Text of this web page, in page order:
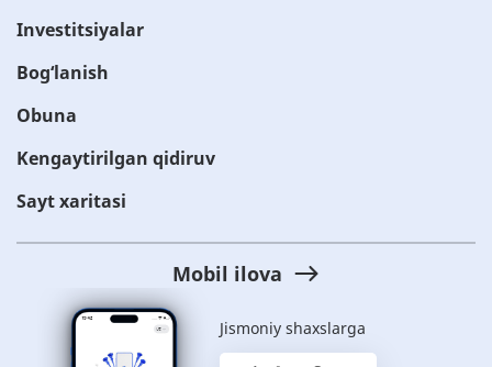
Investitsiyalar
Bog‘lanish
Obuna
Kengaytirilgan qidiruv
Sayt xaritasi
Mobil ilova
Jismoniy shaxslarga